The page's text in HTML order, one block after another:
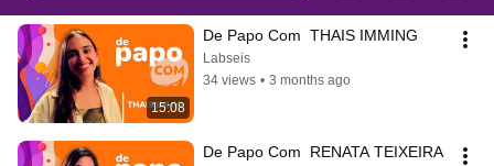
15:08
De Papo Com  THAIS IMMING
Labseis
34 views • 3 months ago
De Papo Com  RENATA TEIXEIRA